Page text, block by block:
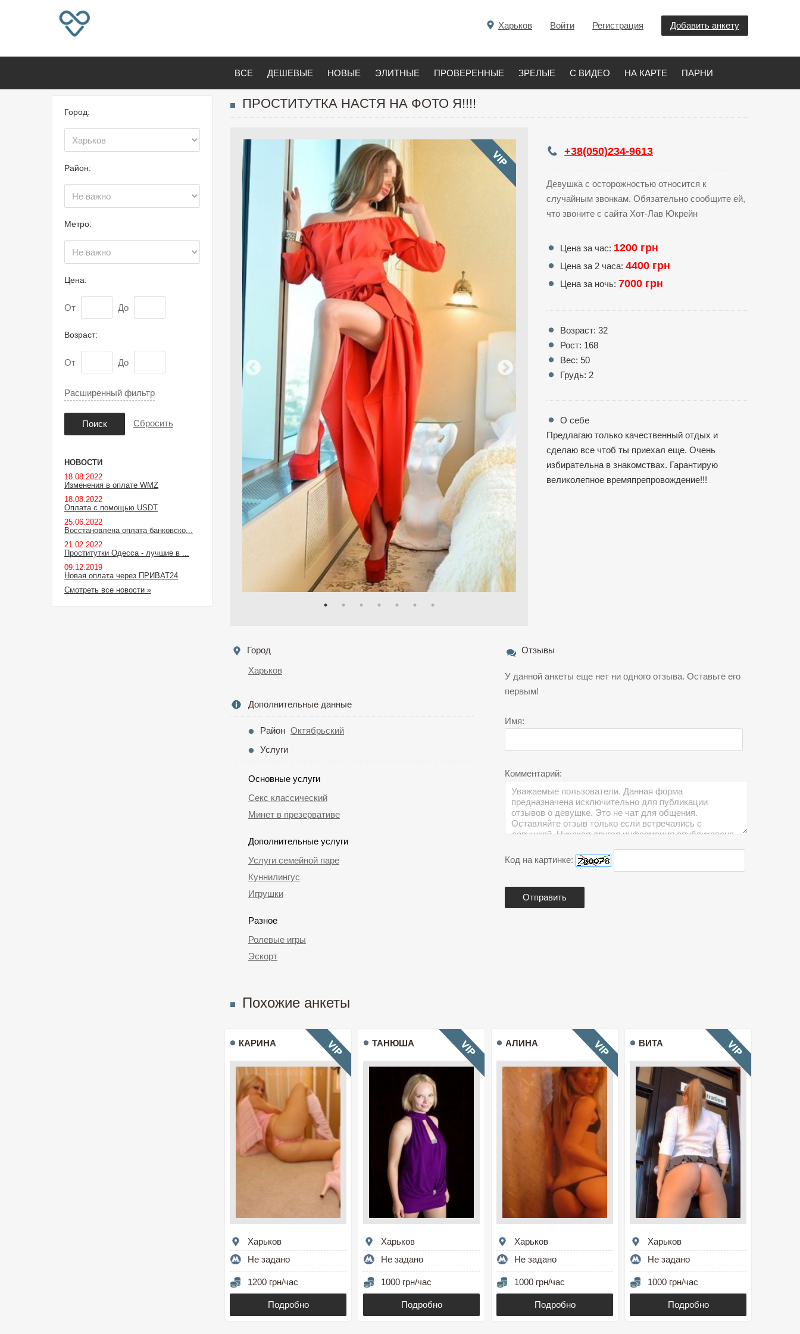
Добавить анкету
Регистрация
Войти
Харьков
ВСЕ ДЕШЕВЫЕ НОВЫЕ ЭЛИТНЫЕ ПРОВЕРЕННЫЕ ЗРЕЛЫЕ С ВИДЕО НА КАРТЕ ПАРНИ
ПРОСТИТУТКА НАСТЯ НА ФОТО Я!!!!
+38(050)234-9613
Девушка с осторожностью относится к
случайным звонкам. Обязательно сообщите ей,
что звоните с сайта Хот-Лав Юкрейн
Цена за час: 1200 грн
Цена за 2 часа: 4400 грн
Цена за ночь: 7000 грн
Возраст: 32
Рост: 168
Вес: 50
Грудь: 2
О себе
Предлагаю только качественный отдых и
сделаю все чтоб ты приехал еще. Очень
избирательна в знакомствах. Гарантирую
великолепное времяпрепровождение!!!
Город
Харьков
Дополнительные данные
Район Октябрьский
Услуги
Основные услуги
Секс классический
Минет в презервативе
Дополнительные услуги
Услуги семейной паре
Куннилингус
Игрушки
Разное
Ролевые игры
Эскорт
Отзывы
У данной анкеты еще нет ни одного отзыва. Оставьте его
первым!
Имя:
Комментарий:
Код на картинке:
Похожие анкеты
КАРИНА
Харьков
Не задано
1200 грн/час
Подробно
ТАНЮША
Харьков
Не задано
1000 грн/час
Подробно
АЛИНА
Харьков
Не задано
1000 грн/час
Подробно
ВИТА
Харьков
Не задано
1000 грн/час
Подробно
Город:
Район:
Метро:
Цена:
От До
Возраст:
От До
Расширенный фильтр
Поиск Сбросить
НОВОСТИ
18.08.2022
Изменения в оплате WMZ
18.08.2022
Оплата с помощью USDT
25.06.2022
Восстановлена оплата банковско...
21.02.2022
Проститутки Одесса - лучшие в ...
09.12.2019
Новая оплата через ПРИВАТ24
Смотреть все новости »